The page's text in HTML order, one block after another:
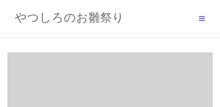
contentやつしろのお雛祭り